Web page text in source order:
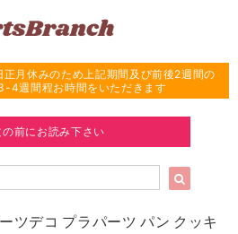
月休みのため上記期間及び前後2週間の
4週間程お時間をいただきます
の前にお読み下さい
デコ プラパーツ パン クッキ